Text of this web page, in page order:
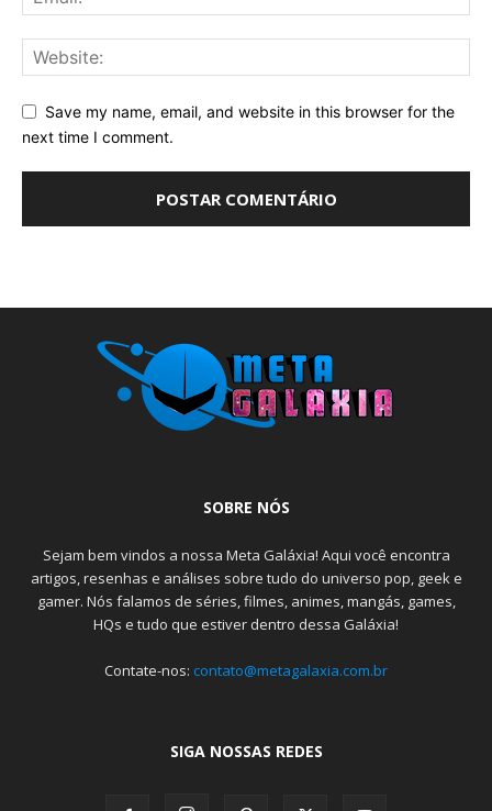
Save my name, email, and website in this browser for the
next time I comment.
SOBRE NÓS
Sejam bem vindos a nossa Meta Galáxia! Aqui você encontra
artigos, resenhas e análises sobre tudo do universo pop, geek e
gamer. Nós falamos de séries, filmes, animes, mangás, games,
HQs e tudo que estiver dentro dessa Galáxia!
Contate-nos: contato@metagalaxia.com.br
SIGA NOSSAS REDES